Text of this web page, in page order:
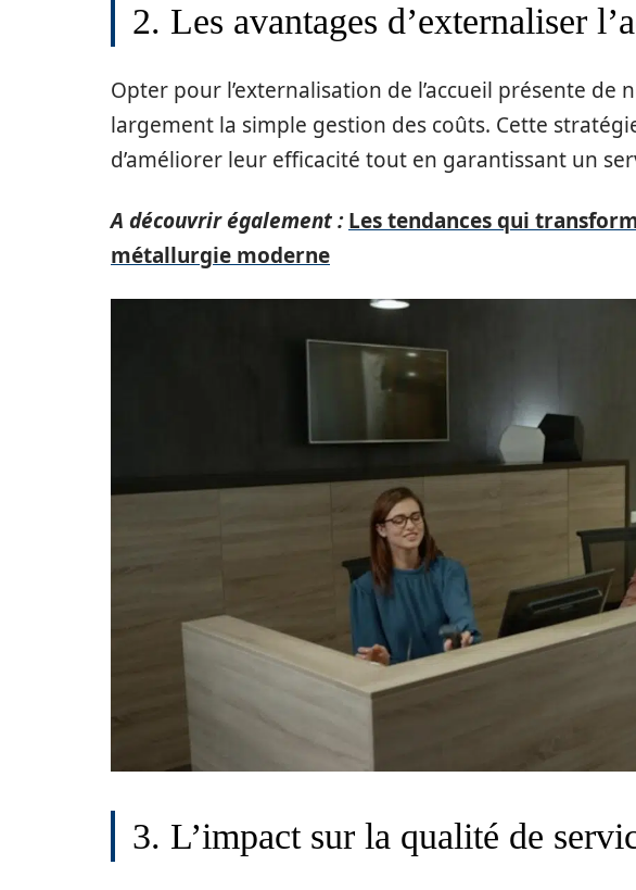
2. Les avantages d’externaliser
Opter pour l’externalisation de l’accueil présente
largement la simple gestion des coûts. Cette
d’améliorer leur efficacité tout en garantissant un
A découvrir également : Les tendances qui
métallurgie moderne
3. L’impact sur la qualité de